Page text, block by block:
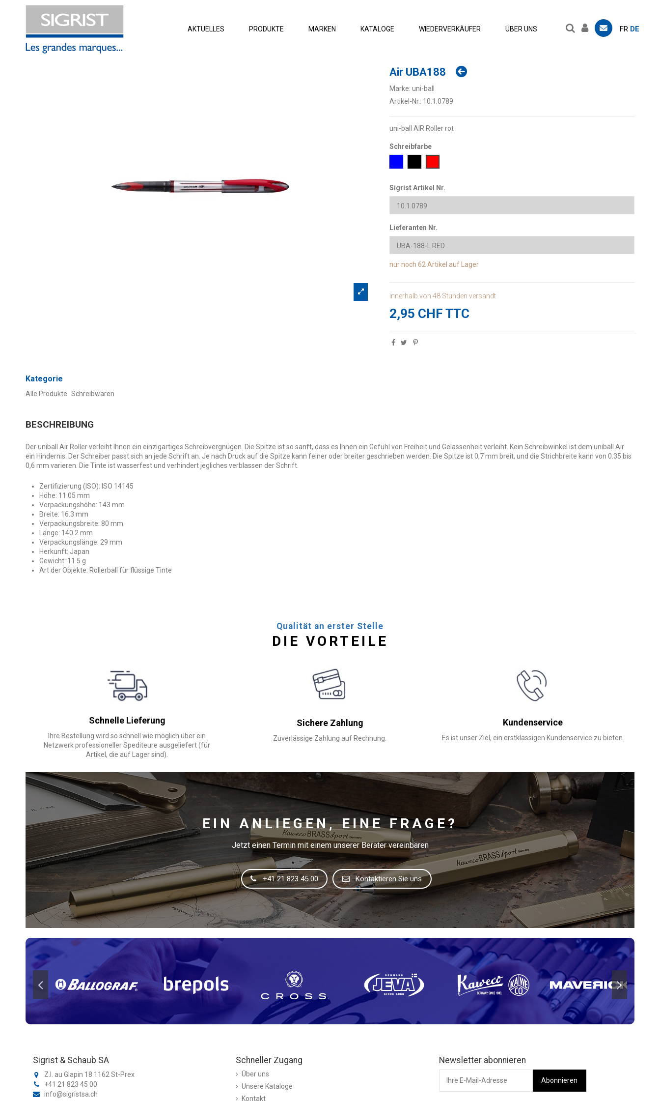
AKTUELLES PRODUKTE MARKEN KATALOGE WIEDERVERKÄUFER ÜBER UNS FR DE
Air UBA188
Marke: uni-ball
Artikel-Nr.: 10.1.0789
uni-ball AIR Roller rot
Schreibfarbe
Sigrist Artikel Nr.
Lieferanten Nr.
nur noch 62 Artikel auf Lager
innerhalb von 48 Stunden versandt
2,95 CHF TTC
Kategorie
Alle Produkte Schreibwaren
BESCHREIBUNG
Der uniball Air Roller verleiht Ihnen ein einzigartiges Schreibvergnügen. Die Spitze ist so sanft, dass es Ihnen ein Gefühl von Freiheit und Gelassenheit verleiht. Kein Schreibwinkel ist dem uniball Air
ein Hindernis. Der Schreiber passt sich an jede Schrift an. Je nach Druck auf die Spitze kann feiner oder breiter geschrieben werden. Die Spitze ist 0,7 mm breit, und die Strichbreite kann von 0.35 bis
0,6 mm varieren. Die Tinte ist wasserfest und verhindert jegliches verblassen der Schrift.
Zertifizierung (ISO): ISO 14145
Höhe: 11.05 mm
Verpackungshöhe: 143 mm
Breite: 16.3 mm
Verpackungsbreite: 80 mm
Länge: 140.2 mm
Verpackungslänge: 29 mm
Herkunft: Japan
Gewicht: 11.5 g
Art der Objekte: Rollerball für flüssige Tinte
Qualität an erster Stelle
DIE VORTEILE
Schnelle Lieferung
Ihre Bestellung wird so schnell wie möglich über ein
Netzwerk professioneller Spediteure ausgeliefert (für
Artikel, die auf Lager sind).
Sichere Zahlung
Zuverlässige Zahlung auf Rechnung.
Kundenservice
Es ist unser Ziel, ein erstklassigen Kundenservice zu bieten.
EIN ANLIEGEN, EINE FRAGE?
Jetzt einen Termin mit einem unserer Berater vereinbaren
+41 21 823 45 00 Kontaktieren Sie uns
Sigrist & Schaub SA
Z.I. au Glapin 18 1162 St-Prex
+41 21 823 45 00
info@sigristsa.ch
Schneller Zugang
Über uns
Unsere Kataloge
Kontakt
Newsletter abonnieren